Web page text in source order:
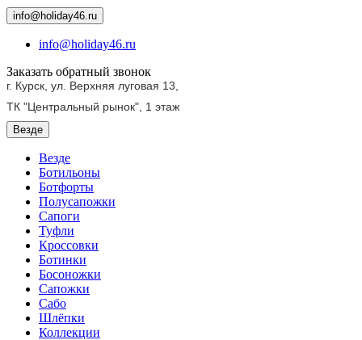
info@holiday46.ru
info@holiday46.ru
Заказать обратный звонок
г. Курск, ул. Верхняя луговая 13,
ТК "Центральный рынок", 1 этаж
Везде
Везде
Ботильоны
Ботфорты
Полусапожки
Сапоги
Туфли
Кроссовки
Ботинки
Босоножки
Сапожки
Сабо
Шлёпки
Коллекции